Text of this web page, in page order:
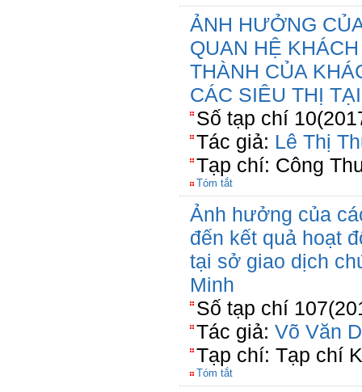
ẢNH HƯỞNG
QUAN HỆ
THÀNH CỦA
CÁC SIÊU THỊ
Số tạp chí
Tác giả: Lê Thị
Tạp chí: Công
Tóm tắt
Ảnh hưởng của
đến kết quả hoạt
tại sở giao dịch
Minh
Số tạp chí
Tác giả: Võ Văn
Tạp chí: Tạp chí
Tóm tắt